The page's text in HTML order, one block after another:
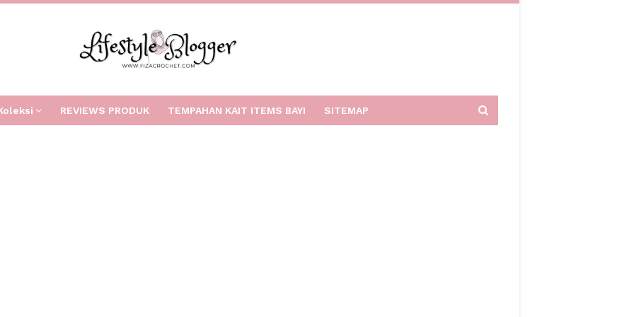
REVIEWS PRODUK TEMPAHAN KAIT ITEMS BAYI SITEMAP